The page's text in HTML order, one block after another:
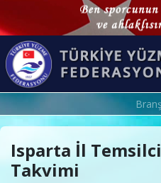
Isparta İl
Takvimi